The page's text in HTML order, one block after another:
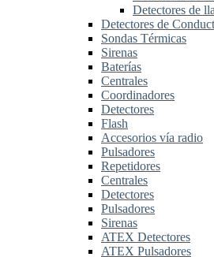
Detectores de
Detectores de
Sondas Térmicas
Sirenas
Baterías
Centrales
Coordinadores
Detectores
Flash
Accesorios vía radio
Pulsadores
Repetidores
Centrales
Detectores
Pulsadores
Sirenas
ATEX Detectores
ATEX Pulsadores